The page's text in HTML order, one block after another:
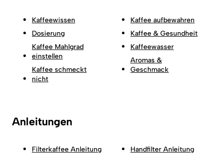
Kaffeewissen
Dosierung
Kaffee Mahlgrad
einstellen
Kaffee schmeckt
nicht
Kaffee aufbewahren
Kaffee & Gesundheit
Kaffeewasser
Aromas &
Geschmack
Anleitungen
Filterkaffee Anleitung
Handfilter Anleitung